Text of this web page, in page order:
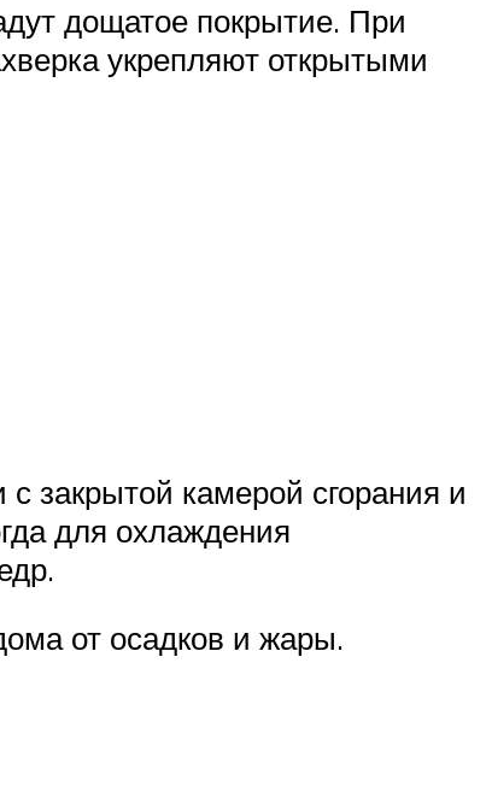
дощатое покрытие. При
укрепляют открытыми
закрытой камерой сгорания и
для охлаждения
от осадков и жары.